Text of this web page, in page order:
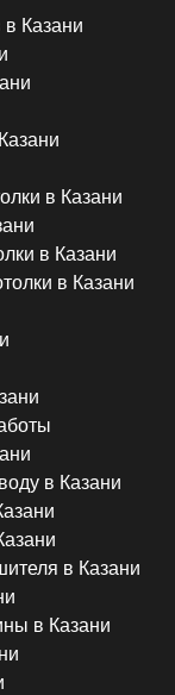
в Казани
в Казани
в Казани
в Казани
в Казани
в Казани
в Казани